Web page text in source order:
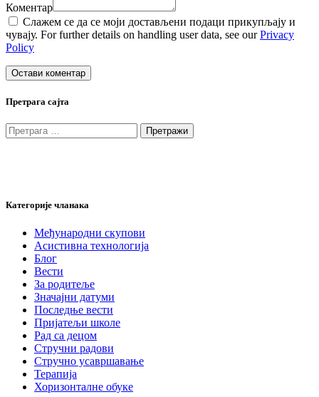
Коментар
Слажем се да се моји достављени подаци прикупљају и
чувају. For further details on handling user data, see ourPrivacy
Policy
Претрага сајта
Претрага
за:
Категорије чланака
Међународни скупови
Асистивна технологија
Блог
Вести
За родитеље
Значајни датуми
Последње вести
Пријатељи школе
Рад са децом
Стручни радови
Стручно усавршавање
Терапија
Хоризонталне обуке